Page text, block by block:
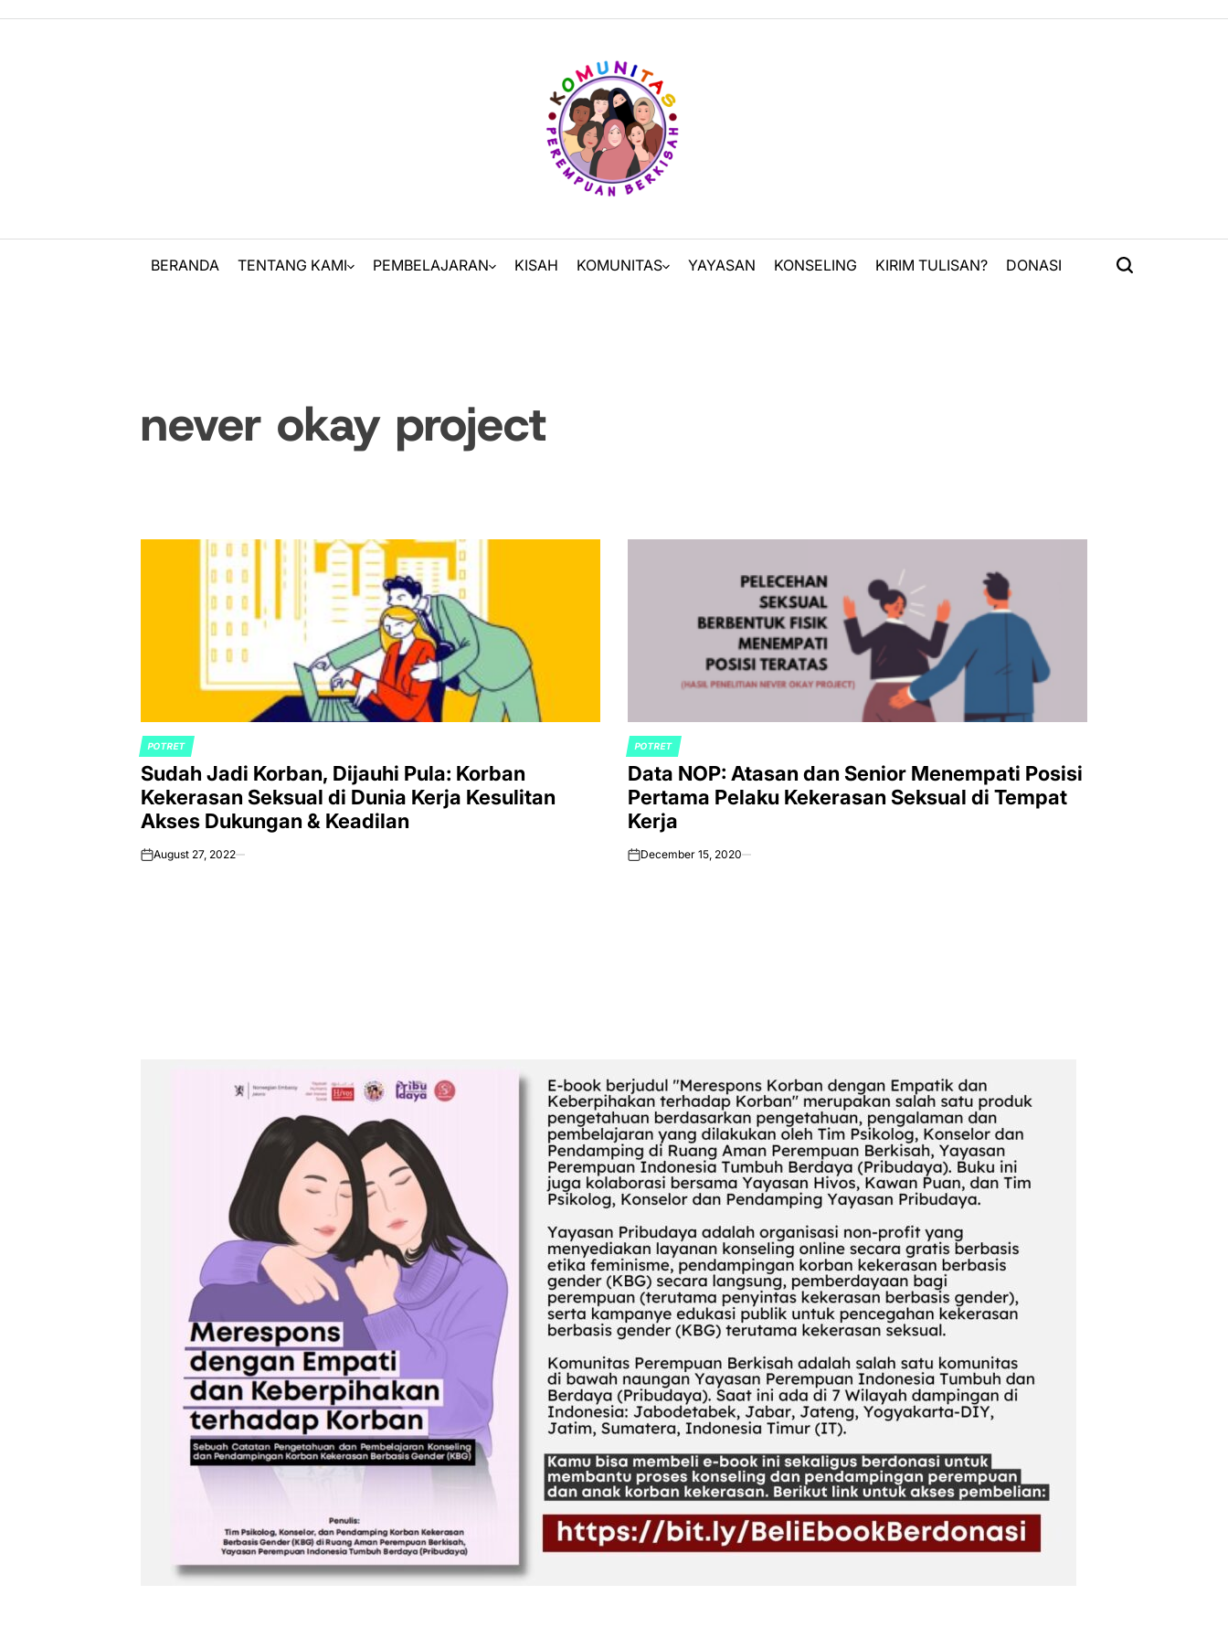
BERANDA TENTANG KAMI PEMBELAJARAN KISAH KOMUNITAS YAYASAN KONSELING KIRIM TULISAN? DONASI
never okay project
POSTED
IN
POTRET
Sudah Jadi Korban, Dijauhi Pula: Korban
Kekerasan Seksual di Dunia Kerja Kesulitan
Akses Dukungan & Keadilan
onAugust 27, 2022
POSTED
IN
POTRET
Data NOP: Atasan dan Senior Menempati Posisi
Pertama Pelaku Kekerasan Seksual di Tempat
Kerja
onDecember 15, 2020